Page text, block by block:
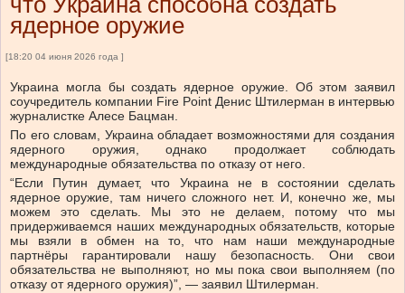
ядерное оружие
[18:20 04 июня 2026 года ]
Украина могла бы создать ядерное оружие. Об этом заявил
соучредитель компании Fire Point Денис Штилерман в интервью
журналистке Алесе Бацман.
По его словам, Украина обладает возможностями для создания
ядерного оружия, однако продолжает соблюдать
международные обязательства по отказу от него.
“Если Путин думает, что Украина не в состоянии сделать
ядерное оружие, там ничего сложного нет. И, конечно же, мы
можем это сделать. Мы это не делаем, потому что мы
придерживаемся наших международных обязательств, которые
мы взяли в обмен на то, что нам наши международные
партнёры гарантировали нашу безопасность. Они свои
обязательства не выполняют, но мы пока свои выполняем (по
отказу от ядерного оружия)”, — заявил Штилерман.